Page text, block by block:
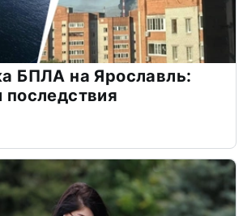
БПЛА на Ярославль:
последствия